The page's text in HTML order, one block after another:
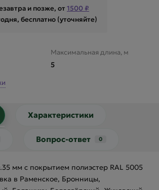
и позже, от 1500 ₽
бесплатно (уточняйте)
Максимальная длина, м
5
Характеристики
Вопрос-ответ 0
мм с покрытием полиэстер RAL 5005
в Раменское, Бронницы,